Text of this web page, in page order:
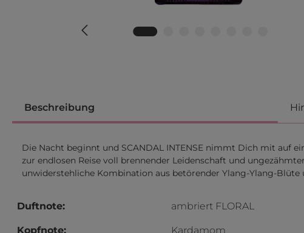
Beschreibung
Die Nacht beginnt und SCANDAL INTENSE nimmt Dich mit auf
zur endlosen Reise voll brennender Leidenschaft und
unwiderstehliche Kombination aus betörender Ylang-Ylang-Blüte
Duftnote: ambriert FLORAL
Kopfnote: Kardamom